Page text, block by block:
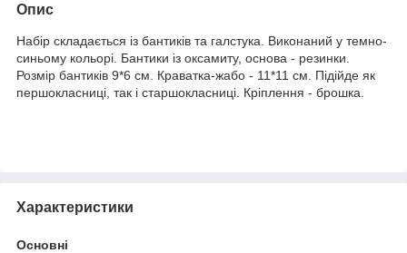
Опис
Набір складається із бантиків та галстука. Виконаний у темно-
синьому кольорі. Бантики із оксамиту, основа - резинки.
Розмір бантиків 9*6 см. Краватка-жабо - 11*11 см. Підійде як
першокласниці, так і старшокласниці. Кріплення - брошка.
Характеристики
Основні